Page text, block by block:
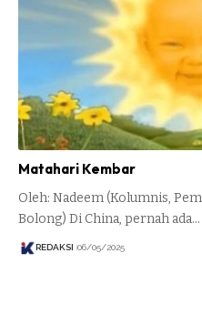
Matahari Kembar
Oleh: Nadeem (Kolumnis,
Bolong) Di China, pernah ada…
REDAKSI 06/05/2025